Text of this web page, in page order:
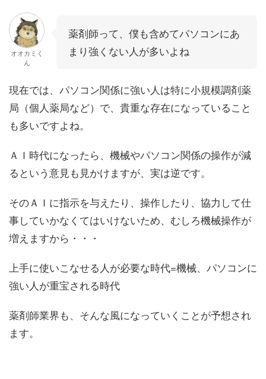
オオカミく
ん
薬剤師って、僕も含めてパソコンにあ
まり強くない人が多いよね
現在では、パソコン関係に強い人は特に小規模調剤薬
局（個人薬局など）で、貴重な存在になっていること
も多いですよね。
ＡＩ時代になったら、機械やパソコン関係の操作が減
るという意見も見かけますが、実は逆です。
そのＡＩに指示を与えたり、操作したり、協力して仕
事していかなくてはいけないため、むしろ機械操作が
増えますから・・・
上手に使いこなせる人が必要な時代=機械、パソコンに
強い人が重宝される時代
薬剤師業界も、そんな風になっていくことが予想され
ます。